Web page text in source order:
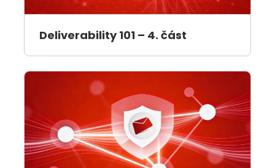
Deliverability 101 – 4. část